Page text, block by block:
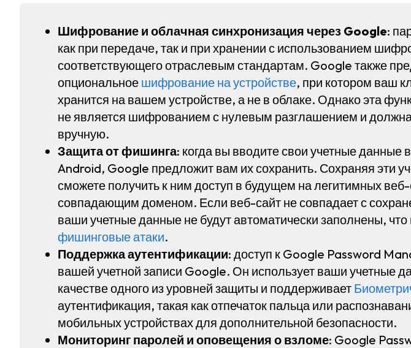
Шифрование и облачная синхронизация через Google:
как при передаче, так и при хранении с использованием
соответствующего отраслевым стандартам. Google также
опциональное шифрование на устройстве, при котором ваш
хранится на вашем устройстве, а не в облаке. Однако эта
не является шифрованием с нулевым разглашением и
вручную.
Защита от фишинга: когда вы вводите свои учетные данные
Android, Google предложит вам их сохранить. Сохраняя эти
сможете получить к ним доступ в будущем на легитимных веб-
совпадающим доменом. Если веб-сайт не совпадает с
ваши учетные данные не будут автоматически заполнены, что
фишинговые атаки.
Поддержка аутентификации: доступ к Google Password
вашей учетной записи Google. Он использует ваши учетные
качестве одного из уровней защиты и поддерживает
аутентификация, такая как отпечаток пальца или
мобильных устройствах для дополнительной безопасности.
Мониторинг паролей и оповещения о взломе: Google